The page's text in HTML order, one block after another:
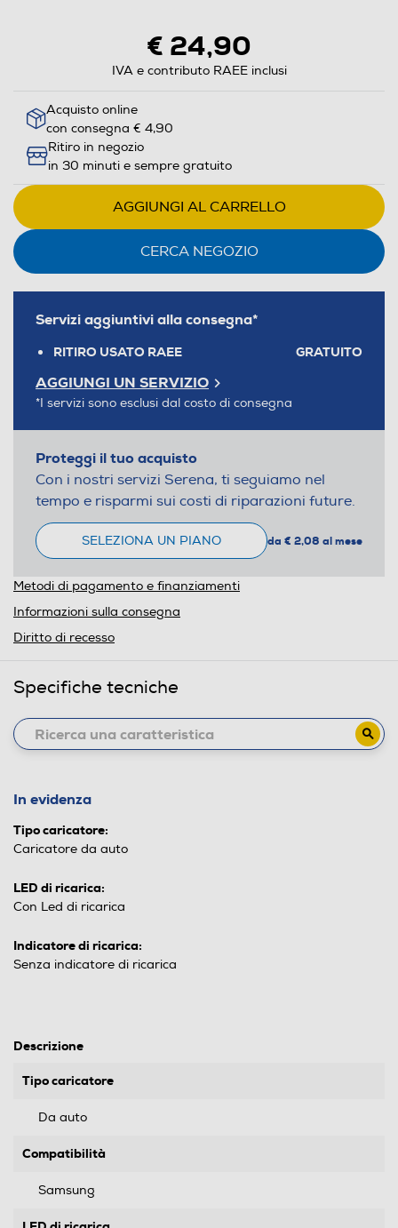
€ 24,90
IVA e contributo RAEE inclusi
Acquisto online
con consegna € 4,90
Ritiro in negozio
in 30 minuti e sempre gratuito
AGGIUNGI AL CARRELLO
CERCA NEGOZIO
Servizi aggiuntivi alla consegna*
RITIRO USATO RAEE GRATUITO
AGGIUNGI UN SERVIZIO
*I servizi sono esclusi dal costo di consegna
Proteggi il tuo acquisto
Con i nostri servizi Serena, ti seguiamo nel
tempo e risparmi sui costi di riparazioni future.
SELEZIONA UN PIANO da € 2,08 al mese
Metodi di pagamento e finanziamenti
Informazioni sulla consegna
Diritto di recesso
Specifiche tecniche
In evidenza
Tipo caricatore:
Caricatore da auto
LED di ricarica:
Con Led di ricarica
Indicatore di ricarica:
Senza indicatore di ricarica
Descrizione
Tipo caricatore
Da auto
Compatibilità
Samsung